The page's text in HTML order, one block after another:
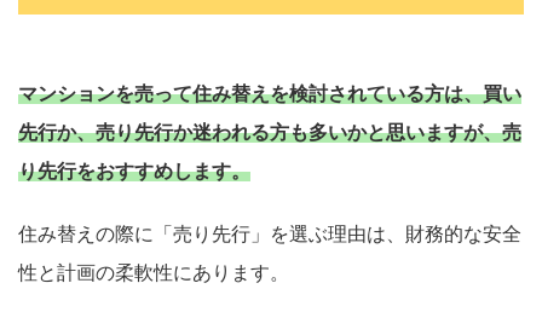
マンションを売って住み替えを検討されている方は、買い
先行か、売り先行か迷われる方も多いかと思いますが、売
り先行をおすすめします。
住み替えの際に「売り先行」を選ぶ理由は、財務的な安全
性と計画の柔軟性にあります。